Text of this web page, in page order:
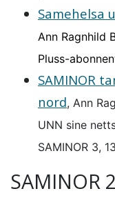
Samehelsa
Ann Ragnhild
Pluss-
SAMINOR
nord, Ann
UNN sine
SAMINOR 3,
SAMINOR 2